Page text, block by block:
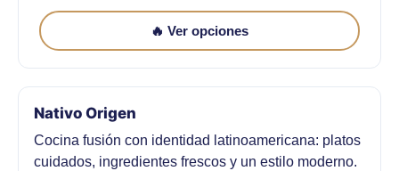
🔥 Ver opciones
Nativo Origen
Cocina fusión con identidad latinoamericana: platos
cuidados, ingredientes frescos y un estilo moderno.